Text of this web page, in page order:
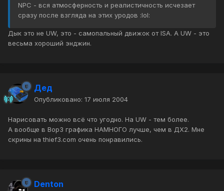
NPC - вся атмосферность и реалистичность исчезает
сразу после взгляда на этих уродов :lol:
Дык это не UW, это - самопальный движок от ISA. А UW - это
весьма хороший энджин.
Дед
Опубликовано: 17 июля 2004
Нарисовать можно всё что угодно. На UW - тем более.
А вообще в Вор3 графика НАМНОГО лучше, чем в ДХ2. Мне
скрины на thief3.com очень понравились.
Denton